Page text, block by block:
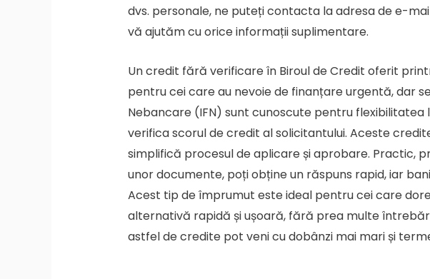
dvs. personale, ne puteți contacta la adresa de e-
vă ajutăm cu orice informații suplimentare.
Un credit fără verificare în Biroul de Credit oferit
pentru cei care au nevoie de finanțare urgentă, dar
Nebancare (IFN) sunt cunoscute pentru
verifica scorul de credit al solicitantului. Aceste
simplifică procesul de aplicare și aprobare. Practic,
unor documente, poți obține un răspuns rapid, iar
Acest tip de împrumut este ideal pentru cei care
alternativă rapidă și ușoară, fără prea multe
astfel de credite pot veni cu dobânzi mai mari și